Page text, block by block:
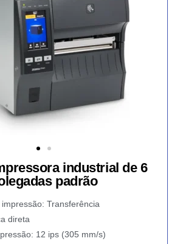
industrial de 6
padrão
Transferência
direta
12 ips (305 mm/s)